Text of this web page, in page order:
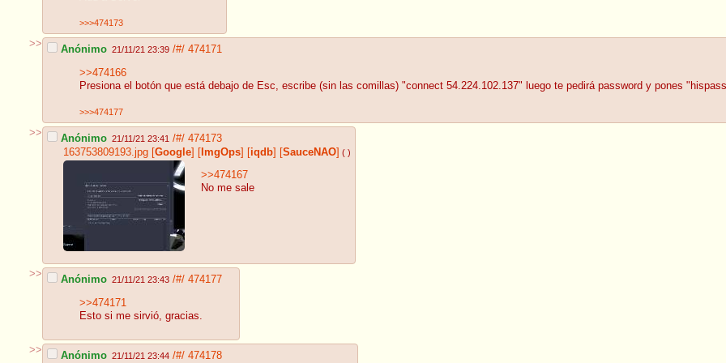
>>>474173
>> Anónimo 21/11/21 23:39 /#/ 474171
>>474166
Presiona el botón que está debajo de Esc, escribe (sin las comillas) "connect 54.224.102.137" luego te pedirá password y pones
>>>474177
>> Anónimo 21/11/21 23:41 /#/ 474173
163753809193.jpg [Google] [ ImgOps] [iqdb] [SauceNAO] ( )
>>474167
No me sale
>> Anónimo 21/11/21 23:43 /#/ 474177
>>474171
Esto si me sirvió, gracias.
>> Anónimo 21/11/21 23:44 /#/ 474178